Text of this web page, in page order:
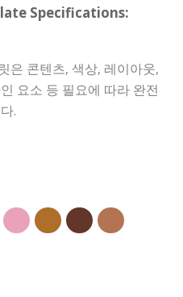
Specifications:
은 콘텐츠, 색상, 레이아웃,
요소 등 필요에 따라 완전
.